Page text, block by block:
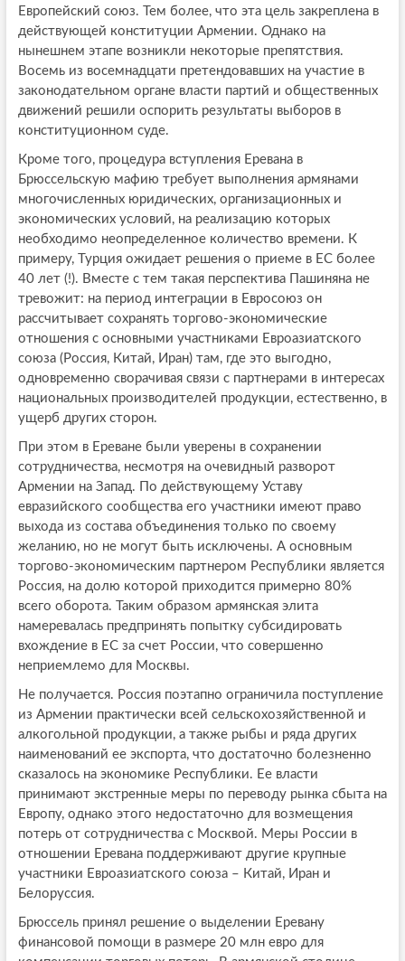
Европейский союз. Тем более, что эта цель закреплена в
действующей конституции Армении. Однако на
нынешнем этапе возникли некоторые препятствия.
Восемь из восемнадцати претендовавших на участие в
законодательном органе власти партий и общественных
движений решили оспорить результаты выборов в
конституционном суде.
Кроме того, процедура вступления Еревана в
Брюссельскую мафию требует выполнения армянами
многочисленных юридических, организационных и
экономических условий, на реализацию которых
необходимо неопределенное количество времени. К
примеру, Турция ожидает решения о приеме в ЕС более
40 лет (!). Вместе с тем такая перспектива Пашиняна не
тревожит: на период интеграции в Евросоюз он
рассчитывает сохранять торгово-экономические
отношения с основными участниками Евроазиатского
союза (Россия, Китай, Иран) там, где это выгодно,
одновременно сворачивая связи с партнерами в интересах
национальных производителей продукции, естественно, в
ущерб других сторон.
При этом в Ереване были уверены в сохранении
сотрудничества, несмотря на очевидный разворот
Армении на Запад. По действующему Уставу
евразийского сообщества его участники имеют право
выхода из состава объединения только по своему
желанию, но не могут быть исключены. А основным
торгово-экономическим партнером Республики является
Россия, на долю которой приходится примерно 80%
всего оборота. Таким образом армянская элита
намеревалась предпринять попытку субсидировать
вхождение в ЕС за счет России, что совершенно
неприемлемо для Москвы.
Не получается. Россия поэтапно ограничила поступление
из Армении практически всей сельскохозяйственной и
алкогольной продукции, а также рыбы и ряда других
наименований ее экспорта, что достаточно болезненно
сказалось на экономике Республики. Ее власти
принимают экстренные меры по переводу рынка сбыта на
Европу, однако этого недостаточно для возмещения
потерь от сотрудничества с Москвой. Меры России в
отношении Еревана поддерживают другие крупные
участники Евроазиатского союза – Китай, Иран и
Белоруссия.
Брюссель принял решение о выделении Еревану
финансовой помощи в размере 20 млн евро для